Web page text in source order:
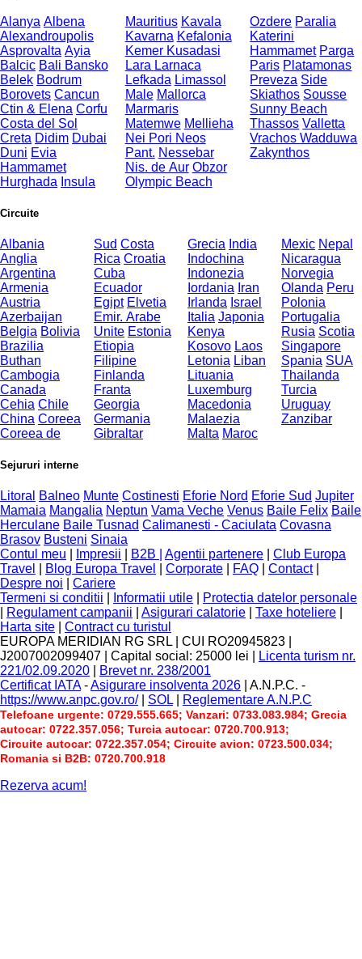
Alanya Albena
Alexandroupolis
Asprovalta Ayia
Balcic Bali Bansko
Belek Bodrum
Borovets Cancun
Ctin & Elena Corfu
Costa del Sol
Creta Didim Dubai
Duni Evia
Hammamet
Hurghada Insula
Mauritius Kavala
Kavarna Kefalonia
Kemer Kusadasi
Lara Larnaca
Lefkada Limassol
Male Mallorca
Marmaris
Matemwe Mellieha
Nei Pori Neos
Pant. Nessebar
Nis. de Aur Obzor
Olympic Beach
Ozdere Paralia
Katerini
Hammamet Parga
Paris Platamonas
Preveza Side
Skiathos Sousse
Sunny Beach
Thassos Valletta
VrachosWadduwa
Zakynthos
Circuite
Albania
Anglia
Argentina
Armenia
Austria
Azerbaijan
Belgia Bolivia
Brazilia
Buthan
Cambogia
Canada
Cehia Chile
China Coreea
Coreea de
Sud Costa
Rica Croatia
Cuba
Ecuador
Egipt Elvetia
Emir. Arabe
Unite Estonia
Etiopia
Filipine
Finlanda
Franta
Georgia
Germania
Gibraltar
Grecia India
Indochina
Indonezia
Iordania Iran
Irlanda Israel
Italia Japonia
Kenya
Kosovo Laos
Letonia Liban
Lituania
Luxemburg
Macedonia
Malaezia
Malta Maroc
Mexic Nepal
Nicaragua
Norvegia
Olanda Peru
Polonia
Portugalia
Rusia Scotia
Singapore
Spania SUA
Thailanda
Turcia
Uruguay
Zanzibar
Sejururi interne
Litoral Balneo Munte Costinesti Eforie Nord Eforie Sud Jupiter
Mamaia Mangalia Neptun Vama Veche Venus Baile Felix Baile
Herculane Baile Tusnad Calimanesti - Caciulata Covasna
Brasov Busteni Sinaia
Contul meu
Impresii B2B | Agentii partenere
Club Europa
Travel
Blog Europa Travel Corporate FAQ Contact|
Despre noi
Cariere
Termeni si conditii
Informatii utile
Protectia datelor personale
Regulament campanii Asigurari calatorie Taxe hoteliere
Harta site
Contract cu turistul
EUROPA MERIDIAN RG SRL| CUI RO20945823
J2007002099407
Capital social: 25000 lei
Licenta turism nr.
221/02.09.2020
Brevet nr. 238/2001
Certificat IATA-Asigurare insolventa 2026 A.N.P.C. -
https://www.anpc.gov.ro/
SOL| Reglementare A.N.P.C
Telefoane urgente: 0729.555.665; Vanzari: 0733.083.984; Grecia
autocar: 0722.357.056; Turcia autocar: 0720.700.913;
Circuite autocar: 0722.357.054; Circuite avion: 0723.500.034;
Romania si B2B: 0720.700.918
Rezerva acum!